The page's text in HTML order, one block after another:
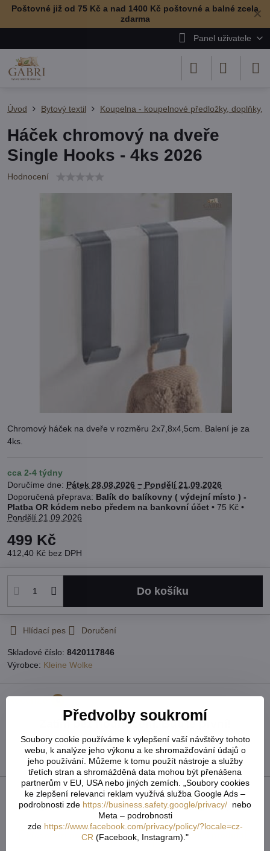
✕
Poštovné již od 75 Kč a nad 1400 Kč poštovné a balné zcela
zdarma
Panel uživatele
Úvod Bytový textil Koupelna - koupelnové předložky, doplňky,
Háček chromový na dveře
Single Hooks - 4ks 2026
Hodnocení
Chromový háček na dveře v rozměru 2x7,8x4,5cm. Balení je za
4ks.
cca 2-4 týdny
Doručíme dne: Pátek 28.08.2026 − Pondělí 21.09.2026
Balík do balíkovny ( výdejní místo ) -
Platba OR kódem nebo předem na bankovní účet • 75 Kč •
Pondělí 21.09.2026
499 Kč
412,40 Kč bez DPH
Do košíku
Hlídací pes Doručení
Skladové číslo: 8420117846
Výrobce: Kleine Wolke
Recenze
Zatím bez hodnocení. Buďte první!
Přidat recenzi
FacebookTwitterBlueskyPinterestReddit LinkedInWhatsApp
E-
Předchozí produkt Následující produkt
Předvolby soukromí
Soubory cookie používáme k vylepšení vaší návštěvy tohoto
webu, k analýze jeho výkonu a ke shromažďování údajů o
jeho používání. Můžeme k tomu použít nástroje a služby
třetích stran a shromážděná data mohou být přenášena
partnerům v EU, USA nebo jiných zemích. „Soubory cookies
ke zlepšení relevanci reklam využívá služba Google Ads –
podrobnosti zde https://business.safety.google/privacy/ nebo
Meta – podrobnosti
zde https://www.facebook.com/privacy/policy/?locale=cz-
CR (Facebook, Instagram)."